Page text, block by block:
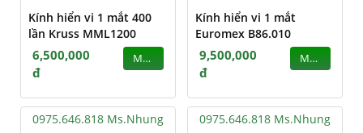
Kính hiển vi 1 mắt 400
lần Kruss MML1200
6,500,000
đ
MUA
Kính hiển vi 1 mắt
Euromex B86.010
9,500,000
đ
MUA
0975.646.818 Ms.Nhung 0975.646.818 Ms.Nhung